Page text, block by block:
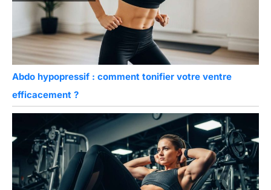
Abdo hypopressif : comment tonifier votre ventre
efficacement ?